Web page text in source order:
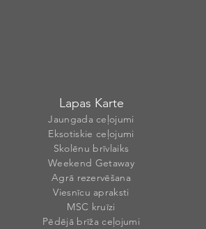
Lapas Karte
Jaungada ceļojumi
Eksotiskie ceļojumi
Skolēnu brīvlaiks
Weekend Getaway
Agrā rezervēšana
Viesnīcu apraksti
MSC kruīzi
Pēdējā brīža ceļojumi